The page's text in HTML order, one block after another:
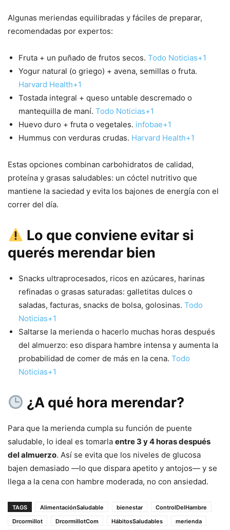
Algunas meriendas equilibradas y fáciles de preparar,
recomendadas por expertos:
Fruta + un puñado de frutos secos. Todo Noticias+1
Yogur natural (o griego) + avena, semillas o fruta.
Harvard Health+1
Tostada integral + queso untable descremado o
mantequilla de maní. Todo Noticias+1
Huevo duro + fruta o vegetales. infobae+1
Hummus con verduras crudas. Harvard Health+1
Estas opciones combinan carbohidratos de calidad,
proteína y grasas saludables: un cóctel nutritivo que
mantiene la saciedad y evita los bajones de energía con el
correr del día.
Lo que conviene evitar si
querés merendar bien
Snacks ultraprocesados, ricos en azúcares, harinas
refinadas o grasas saturadas: galletitas dulces o
saladas, facturas, snacks de bolsa, golosinas. Todo
Noticias+1
Saltarse la merienda o hacerlo muchas horas después
del almuerzo: eso dispara hambre intensa y aumenta la
probabilidad de comer de más en la cena. Todo
Noticias+1
¿A qué hora merendar?
Para que la merienda cumpla su función de puente
saludable, lo ideal es tomarla entre 3 y 4 horas después
del almuerzo. Así se evita que los niveles de glucosa
bajen demasiado —lo que dispara apetito y antojos— y se
llega a la cena con hambre moderada, no con ansiedad.
TAGS AlimentaciónSaludable bienestar
ControlDelHambre
Drcormillot
DrcormillotCom HábitosSaludables
merienda